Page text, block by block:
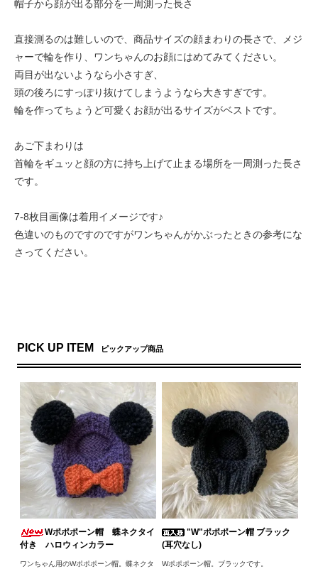
帽子から顔が出る部分を一周測った長さ
直接測るのは難しいので、商品サイズの顔まわりの長さで、メジ
ャーで輪を作り、ワンちゃんのお顔にはめてみてください。
両目が出ないようなら小さすぎ、
頭の後ろにすっぽり抜けてしまうようなら大きすぎです。
輪を作ってちょうど可愛くお顔が出るサイズがベストです。
あご下まわりは
首輪をギュッと顔の方に持ち上げて止まる場所を一周測った長さ
です。
7-8枚目画像は着用イメージです♪
色違いのものですのですがワンちゃんがかぶったときの参考にな
さってください。
PICK UP ITEM ピックアップ商品
Wポポポーン帽 蝶ネクタイ
付き ハロウィンカラー
ワンちゃん用のWポポポーン帽。蝶ネクタ
"W"ポポポーン帽 ブラック
(耳穴なし)
Wポポポーン帽。ブラックです。